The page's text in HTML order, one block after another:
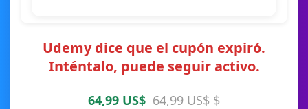
Udemy dice que el cupón expiró.
Inténtalo, puede seguir activo.
64,99 US$ 64,99 US$ $